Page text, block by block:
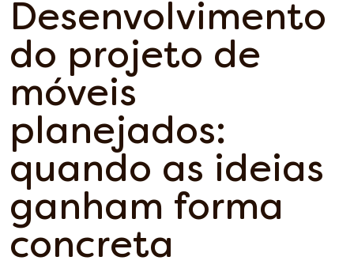
Desenvolvimento
do projeto de
móveis
planejados:
quando as ideias
ganham forma
concreta